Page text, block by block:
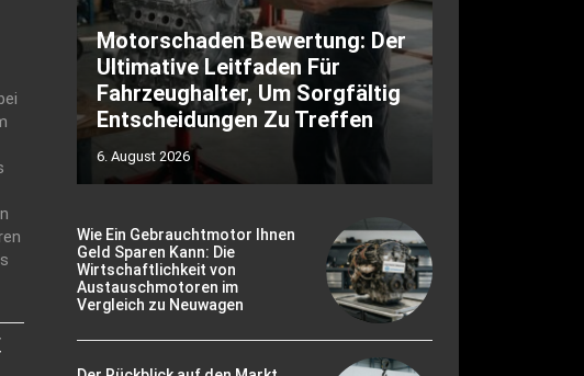
Motorschaden Bewertung: Der
Ultimative Leitfaden Für
Fahrzeughalter, Um Sorgfältig
Entscheidungen Zu Treffen
6. August 2026
Wie Ein Gebrauchtmotor Ihnen
Geld Sparen Kann: Die
Wirtschaftlichkeit von
Austauschmotoren im
Vergleich zu Neuwagen